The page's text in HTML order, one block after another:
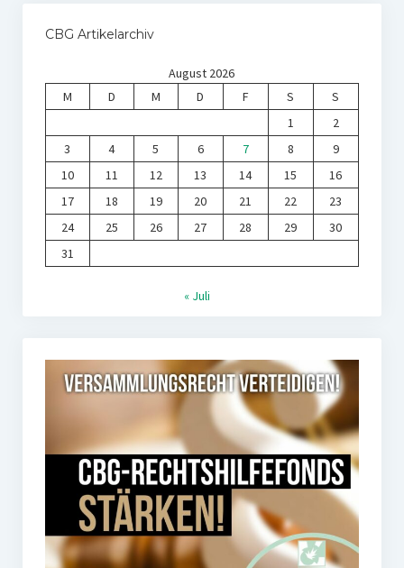
CBG Artikelarchiv
August 2026
M
D M D F S
S
1
2
3
4 5 6 7 8
9
10
11 12 13 14 15
16
17
18 19 20 21 22
23
24
25 26 27 28 29
30
31
« Juli